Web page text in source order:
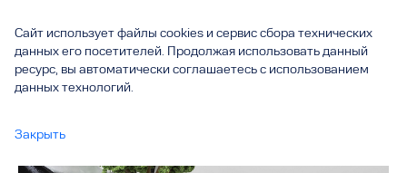
Сайт использует файлы cookies и сервис сбора технических
данных его посетителей. Продолжая использовать данный
ресурс, вы автоматически соглашаетесь с использованием
данных технологий.
Закрыть